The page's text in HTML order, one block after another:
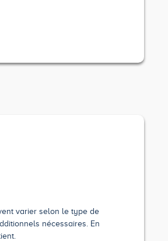
varier selon le type de
nécessaires. En